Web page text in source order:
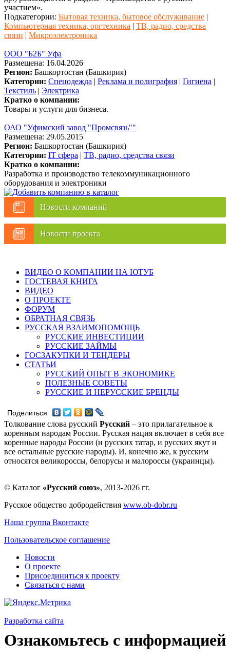
участием».
Подкатегории: Бытовая техника, бытовое обслуживание |
Компьютерная техника, оргтехника | ТВ, радио, средства
связи | Микроэлектроника
ООО "Б2Б" Уфа
Размещена: 16.04.2026
Регион: Башкортостан (Башкирия)
Категории: Спецодежда | Реклама и полиграфия | Гигиена |
Текстиль | Электрика
Кратко о компании:
Товары и услуги для бизнеса.
ОАО "Уфимский завод "Промсвязь""
Размещена: 29.05.2015
Регион: Башкортостан (Башкирия)
Категории: IT сфера | ТВ, радио, средства связи
Кратко о компании:
Разработка и производство телекоммуникационного
оборудования и электроники
Новости компаний
Новости проекта
ВИДЕО О КОМПАНИИ НА ЮТУБ
ГОСТЕВАЯ КНИГА
ВИДЕО
О ПРОЕКТЕ
ФОРУМ
ОБРАТНАЯ СВЯЗЬ
РУССКАЯ ВЗАИМОПОМОЩЬ
РУССКИЕ ИНВЕСТИЦИИ
РУССКИЕ ЗАЙМЫ
ГОСЗАКУПКИ И ТЕНДЕРЫ
СТАТЬИ
РУССКИЙ ОПЫТ В ЭКОНОМИКЕ
ПОЛЕЗНЫЕ СОВЕТЫ
РУССКИЕ И НЕРУССКИЕ БРЕНДЫ
Поделиться
Толкование слова русский Русский – это прилагательное к
коренным народам России. Русская нация включает в себя все
коренные народы России (и русских татар, и русских якут и
все остальные русские народы). И, конечно же, к русским
относятся великороссы, белорусы и малороссы (украинцы).
© Каталог «Русский союз», 2013-2026 гг.
Русское общество добродействия www.ob-dobr.ru
Наша группа Вконтакте
Пользовательское соглашение
Новости
О проекте
Присоединиться к проекту
Связаться с нами
Разработка сайта
Ознакомьтесь с информацией